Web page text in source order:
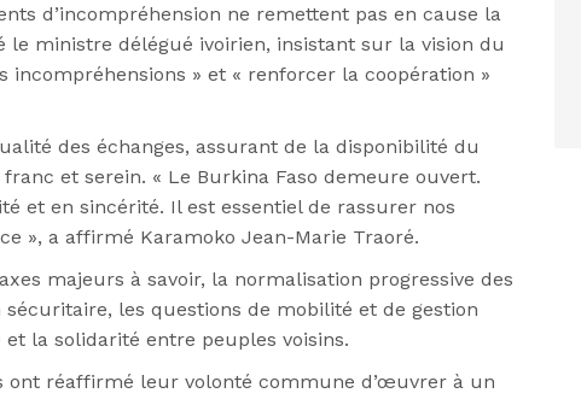
d’incompréhension ne remettent pas en cause la
ministre délégué ivoirien, insistant sur la vision du
incompréhensions » et « renforcer la coopération »
des échanges, assurant de la disponibilité du
et serein. « Le Burkina Faso demeure ouvert.
et en sincérité. Il est essentiel de rassurer nos
», a affirmé Karamoko Jean-Marie Traoré.
majeurs à savoir, la normalisation progressive des
les questions de mobilité et de gestion
la solidarité entre peuples voisins.
ont réaffirmé leur volonté commune d’œuvrer à un